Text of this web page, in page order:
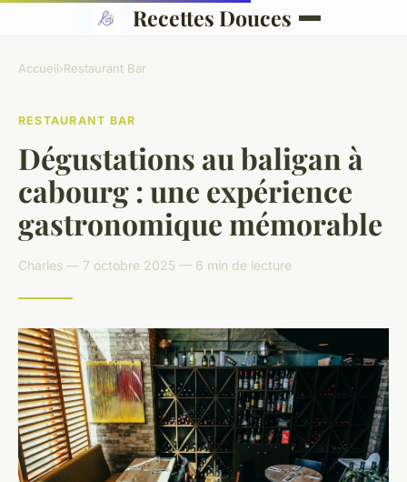
Recettes Douces
Accueil›Restaurant Bar
RESTAURANT BAR
Dégustations au baligan à
cabourg : une expérience
gastronomique mémorable
Charles — 7 octobre 2025 — 6 min de lecture